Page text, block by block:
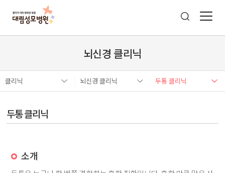
뇌신경 클리닉
클리닉 뇌신경 클리닉 두통 클리닉
두통 클리닉
소개